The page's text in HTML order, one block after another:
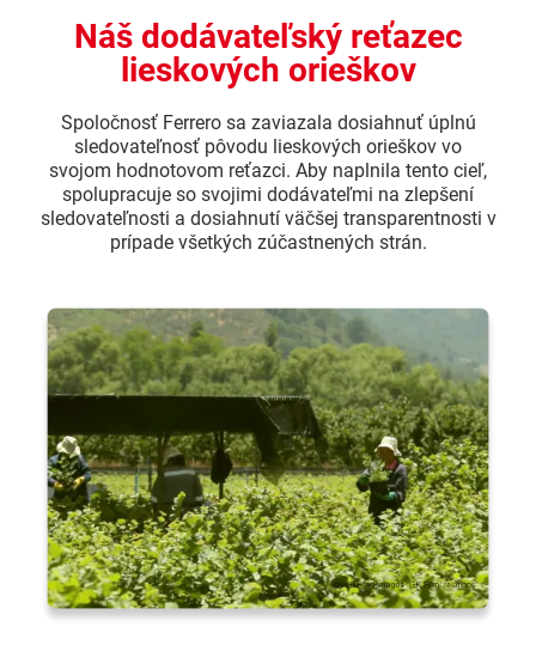
Náš dodávateľský reťazec
lieskových orieškov
Spoločnosť Ferrero sa zaviazala dosiahnuť úplnú
sledovateľnosť pôvodu lieskových orieškov vo
svojom hodnotovom reťazci. Aby naplnila tento cieľ,
spolupracuje so svojimi dodávateľmi na zlepšení
sledovateľnosti a dosiahnutí väčšej transparentnosti v
prípade všetkých zúčastnených strán.